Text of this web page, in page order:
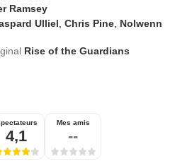
Ramsey
Ulliel ,Chris Pine Nolwenn
Rise of the Guardians
4,1
Mes amis
--